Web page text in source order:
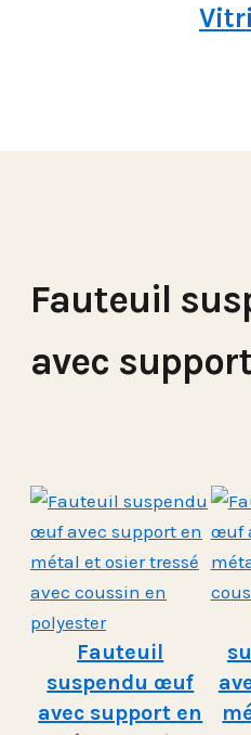
Fauteuil
avec
Fauteuil
suspendu œuf
avec support en